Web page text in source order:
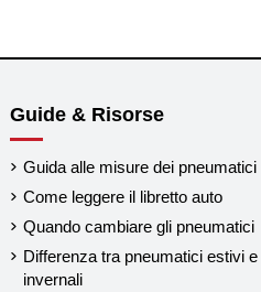
Guide & Risorse
Guida alle misure dei pneumatici
Come leggere il libretto auto
Quando cambiare gli pneumatici
Differenza tra pneumatici estivi e
invernali